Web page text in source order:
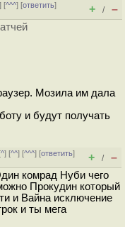
] [^^^] [ответить]
+ / –
Мозила им дала
и будут получать
^] [^^] [^^^] [ответить]
+ / –
комрад Нуби чего
Прокудин который
и Вайна исключение
и ты мега